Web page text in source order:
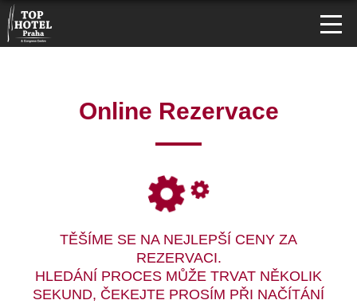
Online Rezervace
TĚŠÍME SE NA NEJLEPŠÍ CENY ZA
REZERVACI.
HLEDÁNÍ PROCES MŮŽE TRVAT NĚKOLIK
SEKUND, ČEKEJTE PROSÍM PŘI NAČÍTÁNÍ